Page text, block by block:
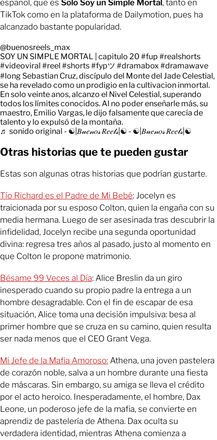
español, que es Solo Soy un Simple Mortal , tanto en
TikTok como en la plataforma de Dailymotion, pues ha
alcanzado bastante popularidad.
@buenosreels_max
SOY UN SIMPLE MORTAL | capitulo 20 #fup #realshorts
#videoviral #reel #shorts#fypツ #dramabox #dramawave
#long Sebastian Cruz, discípulo del Monte del Jade Celestial,
se ha revelado como un prodigio en la cultivacion inmortal.
En solo veinte anos, alcanzo el Nivel Celestial, superando
todos los límites conocidos. Al no poder enseñarle más, su
maestro, Emilio Vargas, le dijo falsamente que carecía de
talento y lo expulsó de la montaña.
♬ sonido original - ☯|𝐵𝓊𝑒𝓃𝑜𝓈 𝑅𝑒𝑒𝓁𝓈|☯ - ☯|𝐵𝓊𝑒𝓃𝑜𝓈 𝑅𝑒𝑒𝓁𝓈|☯
Otras historias que te pueden gustar
Estas son algunas otras historias que podrían gustarte.
Tío Richard es el Padre de Mi Bebé: Jocelyn es
traicionada por su esposo Colton, quien la engaña con su
media hermana. Luego de ser asesinada tras descubrir la
infidelidad, Jocelyn recibe una segunda oportunidad
divina: regresa tres años al pasado, justo al momento en
que Colton le propone matrimonio.
Bésame 99 Veces al Día: Alice Breslin da un giro
inesperado cuando su propio padre la entrega a un
hombre desagradable. Con el fin de escapar de esa
situación, Alice toma una decisión impulsiva: besa al
primer hombre que se cruza en su camino, quien resulta
ser nada menos que el CEO Grant Vega.
Mi Jefe de la Mafia Amoroso: Athena, una joven pastelera
de corazón noble, salva a un hombre durante una fiesta
de máscaras. Sin embargo, su amiga se lleva el crédito
por el acto heroico. Inesperadamente, el hombre, Dax
Leone, un poderoso jefe de la mafia, se convierte en
aprendiz de pastelería de Athena. Dax oculta su
verdadera identidad, mientras Athena comienza a